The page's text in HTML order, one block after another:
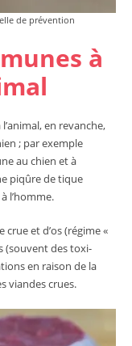
de prévention
à
en revanche,
; par exemple
au chien et à
piqûre de tique
l’homme.
et d’os (régime «
(souvent des toxi-
en raison de la
viandes crues.